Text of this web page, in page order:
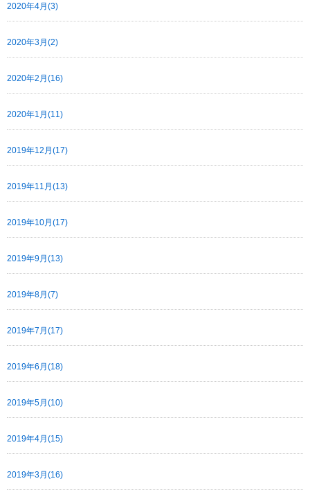
2020年4月(3)
2020年3月(2)
2020年2月(16)
2020年1月(11)
2019年12月(17)
2019年11月(13)
2019年10月(17)
2019年9月(13)
2019年8月(7)
2019年7月(17)
2019年6月(18)
2019年5月(10)
2019年4月(15)
2019年3月(16)